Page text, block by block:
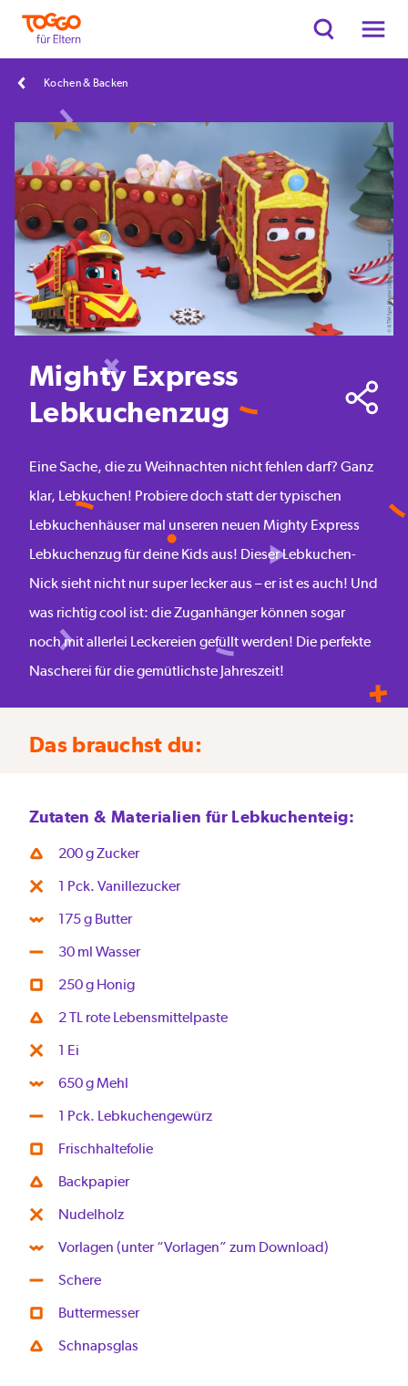
Kochen & Backen
Mighty Express
Lebkuchenzug
Eine Sache, die zu Weihnachten nicht fehlen darf? Ganz
klar, Lebkuchen! Probiere doch statt der typischen
Lebkuchenhäuser mal unseren neuen Mighty Express
Lebkuchenzug für deine Kids aus! Dieser Lebkuchen-
Nick sieht nicht nur super lecker aus – er ist es auch! Und
was richtig cool ist: die Zuganhänger können sogar
noch mit allerlei Leckereien gefüllt werden! Die perfekte
Nascherei für die gemütlichste Jahreszeit!
Das brauchst du:
Zutaten & Materialien für Lebkuchenteig:
200 g Zucker
1 Pck. Vanillezucker
175 g Butter
30 ml Wasser
250 g Honig
2 TL rote Lebensmittelpaste
1 Ei
650 g Mehl
1 Pck. Lebkuchengewürz
Frischhaltefolie
Backpapier
Nudelholz
Vorlagen (unter “Vorlagen” zum Download)
Schere
Buttermesser
Schnapsglas